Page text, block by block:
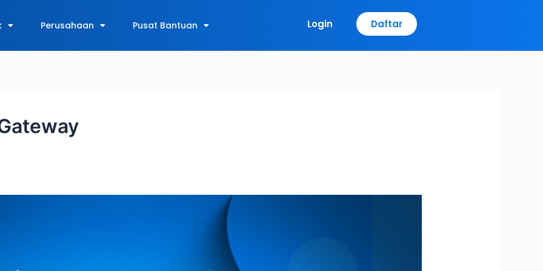
Perusahaan Pusat Bantuan Login Daftar